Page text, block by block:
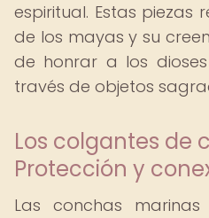
espiritual. Estas piezas
de los mayas y su
de honrar a los
través de objetos
Los colgantes de
Protección y
Las conchas